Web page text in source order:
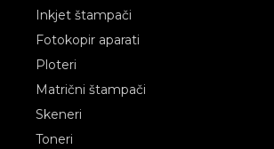
Inkjet štampači
Fotokopir aparati
Ploteri
Matrični štampači
Skeneri
Toneri